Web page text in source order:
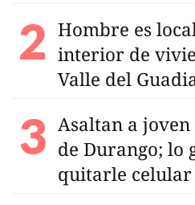
Hombre es
interior de
Valle del
Asaltan a
de Durango; lo
quitarle